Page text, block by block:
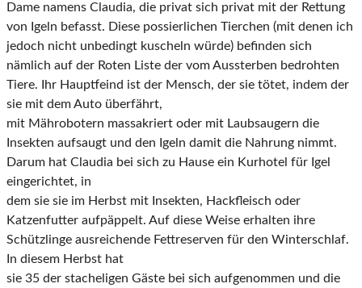
Dame namens Claudia, die privat sich privat mit der Rettung
von Igeln befasst. Diese possierlichen Tierchen (mit denen ich
jedoch nicht unbedingt kuscheln würde) befinden sich
nämlich auf der Roten Liste der vom Aussterben bedrohten
Tiere. Ihr Hauptfeind ist der Mensch, der sie tötet, indem der
sie mit dem Auto überfährt,
mit Mährobotern massakriert oder mit Laubsaugern die
Insekten aufsaugt und den Igeln damit die Nahrung nimmt.
Darum hat Claudia bei sich zu Hause ein Kurhotel für Igel
eingerichtet, in
dem sie sie im Herbst mit Insekten, Hackfleisch oder
Katzenfutter aufpäppelt. Auf diese Weise erhalten ihre
Schützlinge ausreichende Fettreserven für den Winterschlaf.
In diesem Herbst hat
sie 35 der stacheligen Gäste bei sich aufgenommen und die